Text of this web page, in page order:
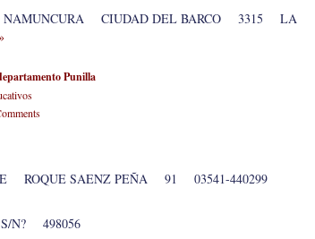
NAMUNCURA CIUDAD DEL BARCO 3315 LA
Punilla
ROQUE SAENZ PEÑA 91 03541-440299
N? 498056